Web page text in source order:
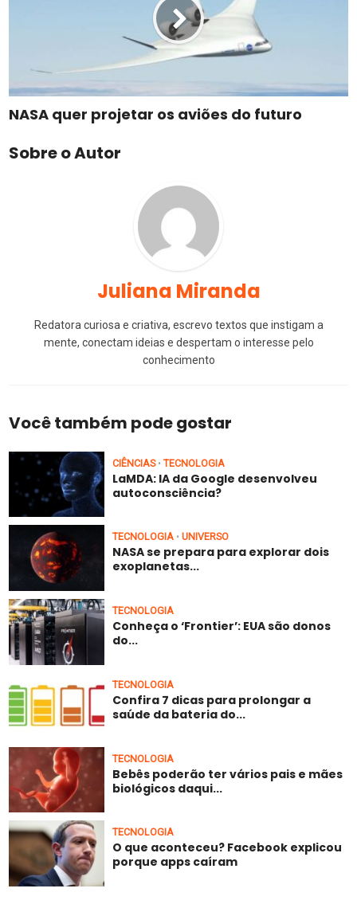
NASA quer projetar os aviões do futuro
Sobre o Autor
Juliana Miranda
Redatora curiosa e criativa, escrevo textos que instigam a
mente, conectam ideias e despertam o interesse pelo
conhecimento
Você também pode gostar
CIÊNCIAS • TECNOLOGIA
LaMDA: IA da Google desenvolveu
autoconsciência?
TECNOLOGIA • UNIVERSO
NASA se prepara para explorar dois
exoplanetas...
TECNOLOGIA
Conheça o ‘Frontier’: EUA são donos
do...
TECNOLOGIA
Confira 7 dicas para prolongar a
saúde da bateria do...
TECNOLOGIA
Bebês poderão ter vários pais e mães
biológicos daqui...
TECNOLOGIA
O que aconteceu? Facebook explicou
porque apps caíram